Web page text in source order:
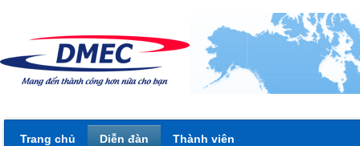
Trang chủ Diễn đàn Thành viên